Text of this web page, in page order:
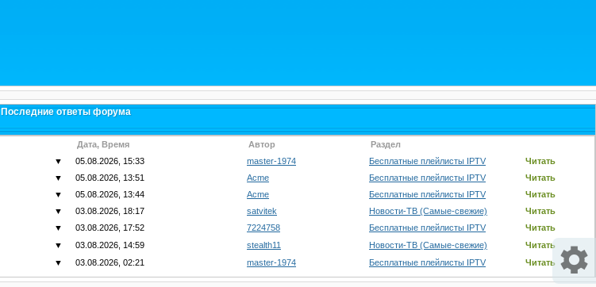
Последние ответы форума
Дата, Время Автор Раздел
▼ 05.08.2026, 15:33 master-1974 Бесплатные плейлисты IPTV Читать
▼ 05.08.2026, 13:51 Acme Бесплатные плейлисты IPTV Читать
▼ 05.08.2026, 13:44 Acme Бесплатные плейлисты IPTV Читать
▼ 03.08.2026, 18:17 satvitek Новости-ТВ (Самые-свежие) Читать
▼ 03.08.2026, 17:52 7224758 Бесплатные плейлисты IPTV Читать
▼ 03.08.2026, 14:59 stealth11 Новости-ТВ (Самые-свежие) Читать
▼ 03.08.2026, 02:21 master-1974 Бесплатные плейлисты IPTV Читать